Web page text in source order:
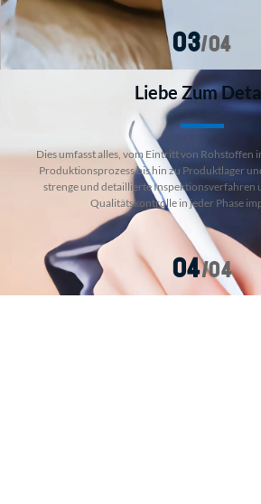
03/04
Liebe Zum
Dies umfasst alles, vom Eintritt von Rohstoffen
Produktionsprozess bis hin zu Produktlager
strenge und detaillierte Inspektionsverfahren
Qualitätskontrolle in jeder Phase
04/04